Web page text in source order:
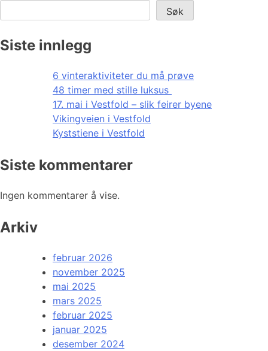
Søk
Siste innlegg
6 vinteraktiviteter du må prøve
48 timer med stille luksus
17. mai i Vestfold – slik feirer byene
Vikingveien i Vestfold
Kyststiene i Vestfold
Siste kommentarer
Ingen kommentarer å vise.
Arkiv
februar 2026
november 2025
mai 2025
mars 2025
februar 2025
januar 2025
desember 2024